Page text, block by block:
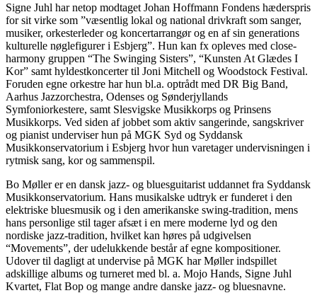
Signe Juhl har netop modtaget Johan Hoffmann Fondens hæderspris
for sit virke som ”væsentlig lokal og national drivkraft som sanger,
musiker, orkesterleder og koncertarrangør og en af sin generations
kulturelle nøglefigurer i Esbjerg”. Hun kan fx opleves med close-
harmony gruppen “The Swinging Sisters”, “Kunsten At Glædes I
Kor” samt hyldestkoncerter til Joni Mitchell og Woodstock Festival.
Foruden egne orkestre har hun bl.a. optrådt med DR Big Band,
Aarhus Jazzorchestra, Odenses og Sønderjyllands
Symfoniorkestere, samt Slesvigske Musikkorps og Prinsens
Musikkorps. Ved siden af jobbet som aktiv sangerinde, sangskriver
og pianist underviser hun på MGK Syd og Syddansk
Musikkonservatorium i Esbjerg hvor hun varetager undervisningen i
rytmisk sang, kor og sammenspil.
Bo Møller er en dansk jazz- og bluesguitarist uddannet fra Syddansk
Musikkonservatorium. Hans musikalske udtryk er funderet i den
elektriske bluesmusik og i den amerikanske swing-tradition, mens
hans personlige stil tager afsæt i en mere moderne lyd og den
nordiske jazz-tradition, hvilket kan høres på udgivelsen
“Movements”, der udelukkende består af egne kompositioner.
Udover til dagligt at undervise på MGK har Møller indspillet
adskillige albums og turneret med bl. a. Mojo Hands, Signe Juhl
Kvartet, Flat Bop og mange andre danske jazz- og bluesnavne.